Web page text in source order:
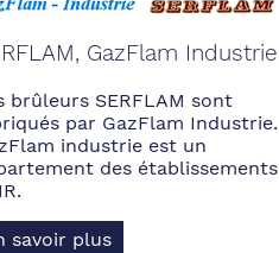
GazFlam Industrie
brûleurs SERFLAM sont
par GazFlam Industrie.
industrie est un
des établissements
savoir plus